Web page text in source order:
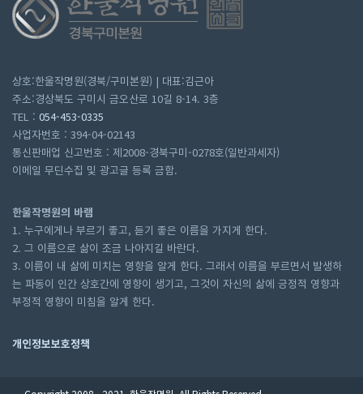
상호:한울작명원(경북/구미본원) | 대표:김근아
주소:경상북도 구미시 금오산로 10길 8-14. 3층
TEL : 054-453-0335
사업자번호 : 394-04-02143
통신판매업 신고번호 : 제2008-경북구미-0278호(일반과세자)
이메일 무딘수집 및 광고글 등록 금함.
한울작명원의 바램
1. 누구에게나 부르기 좋고, 듣기 좋은 이름을 가지게 한다.
2. 그 이름으로 삶이 조금 나아지길 바란다.
3. 이름이 내 삶에 미치는 영향을 알게 한다. 그래서 이름을 부르면서 발생하
는 파동이 인간 상호간에 영향이 생기고, 그것이 자신의 삶에 긍정적 영향과
부정적 영향이 미침을 알게 한다.
개인정보보호정책